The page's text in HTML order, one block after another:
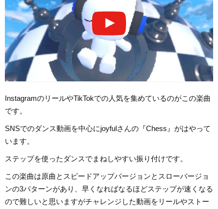
InstagramのリールやTikTokでの人気を集めているのがこの楽曲
です。
SNSでのダンス動画を中心にjoyfulさんの『Chess』がはやって
います。
ステップを使ったダンスでまねしやすい振り付けです。
この楽曲は原曲とスピードアップバージョンとスローバージョ
ンの3パターンがあり、早くなればなるほどステップが速くなる
ので難しいと思いますがチャレンジした動画をリールやストー